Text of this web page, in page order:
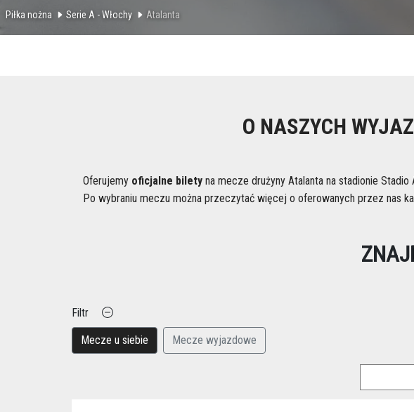
Piłka nożna Serie A - Włochy Atalanta
O NASZYCH
Oferujemy oficjalne bilety na mecze drużyny Atalanta na stadionie
Po wybraniu meczu można przeczytać więcej o oferowanych przez nas